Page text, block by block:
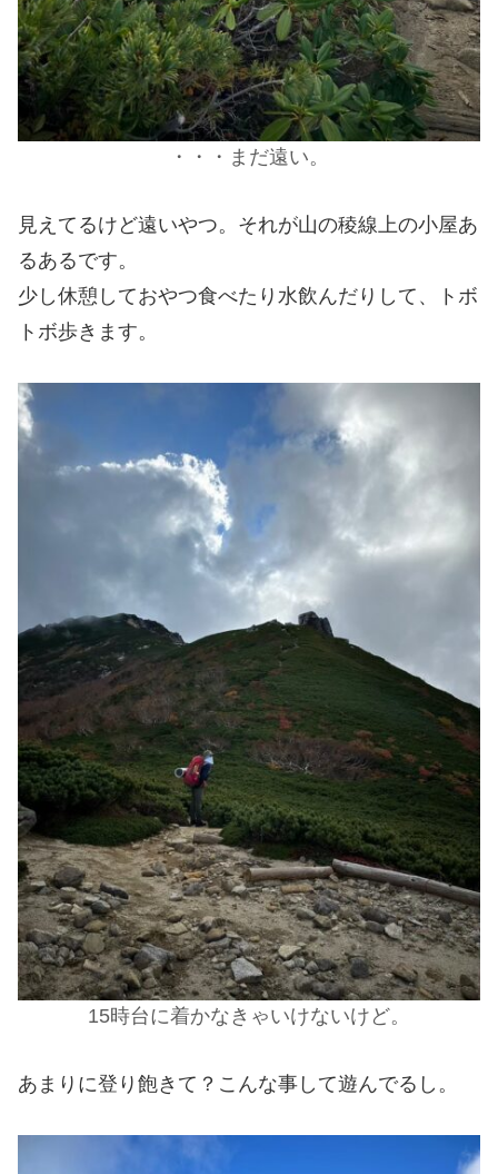
・・・まだ遠い。
見えてるけど遠いやつ。それが山の稜線上の小屋あ
るあるです。
少し休憩しておやつ食べたり水飲んだりして、トボ
トボ歩きます。
15時台に着かなきゃいけないけど。
あまりに登り飽きて？こんな事して遊んでるし。